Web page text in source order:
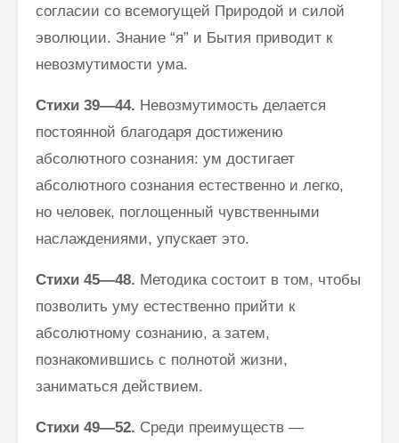
согласии со всемогущей Природой и силой
эволюции. Знание “я” и Бытия приводит к
невозмутимости ума.
Стихи 39—44. Невозмутимость делается
постоянной благодаря дости­жению
абсолютного сознания: ум достигает
абсолютного сознания есте­ственно и легко,
но человек, поглощенный чувственными
наслаждениями, упускает это.
Стихи 45—48. Методика состоит в том, чтобы
позволить уму естест­венно прийти к
абсолютному сознанию, а затем,
познакомившись с пол­нотой жизни,
заниматься действием.
Стихи 49—52. Среди преимуществ —